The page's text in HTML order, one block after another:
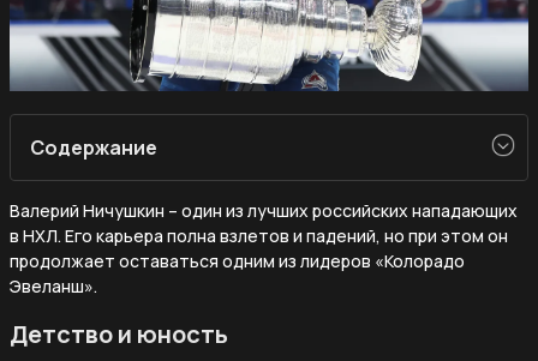
Содержание
Валерий Ничушкин – один из лучших российских нападающих
в НХЛ. Его карьера полна взлетов и падений, но при этом он
продолжает оставаться одним из лидеров «Колорадо
Эвеланш».
Детство и юность